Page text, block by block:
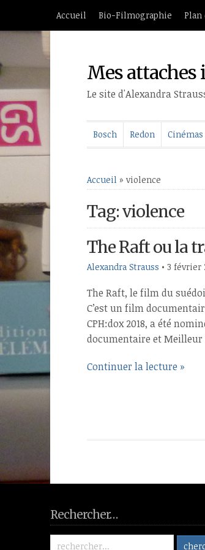
Accueil Bio-Filmographie Plan
Mes
Le site d'Alexandra
Bosch Redon Cinémas
Accueil » violence
Tag: violence
The Raft ou la
Alexandra Strauss • 3 février
The Raft, le film du
C’est un film
CPH:dox 2018, a été
documentaire et Meilleur
Continuer la lecture »
Rechercher…